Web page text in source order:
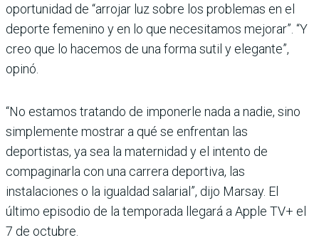
oportunidad de “arrojar luz sobre los problemas en el
deporte femenino y en lo que necesitamos mejorar”. “Y
creo que lo hacemos de una forma sutil y elegante”,
opinó.
“No estamos tratando de imponerle nada a nadie, sino
simplemente mostrar a qué se enfrentan las
deportistas, ya sea la maternidad y el intento de
compaginarla con una carrera deportiva, las
instalaciones o la igualdad salarial”, dijo Marsay. El
último episodio de la temporada llegará a Apple TV+ el
7 de octubre.